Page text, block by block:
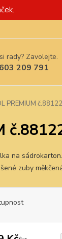
rady? Zavolejte.
209 791
PREMIUM
na
zuby